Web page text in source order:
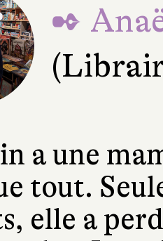
✒
a une
tout.
elle a